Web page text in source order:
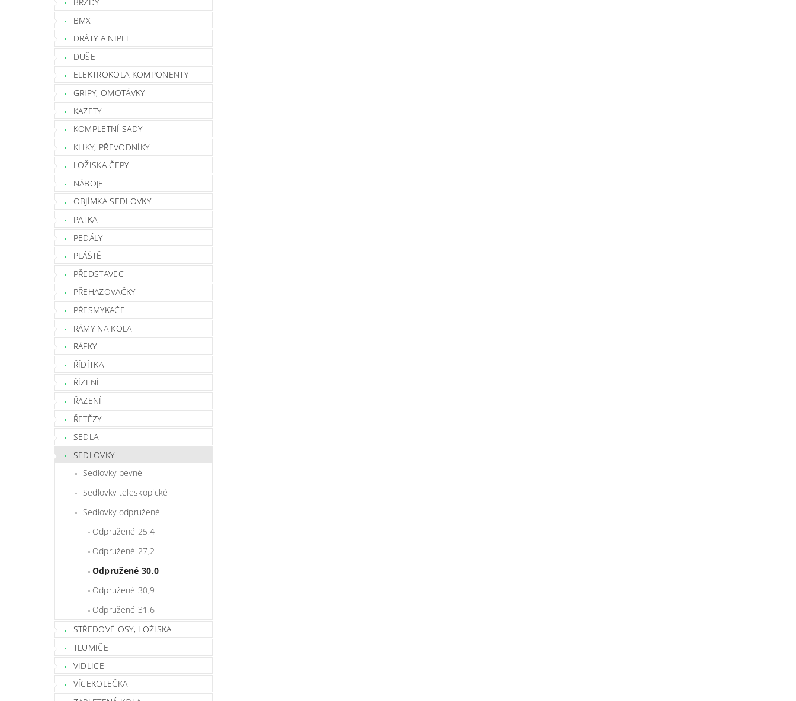
BMX
DRÁTY A NIPLE
DUŠE
ELEKTROKOLA KOMPONENTY
GRIPY, OMOTÁVKY
KAZETY
KOMPLETNÍ SADY
KLIKY, PŘEVODNÍKY
LOŽISKA ČEPY
NÁBOJE
OBJÍMKA SEDLOVKY
PATKA
PEDÁLY
PLÁŠTĚ
PŘEDSTAVEC
PŘEHAZOVAČKY
PŘESMYKAČE
RÁMY NA KOLA
RÁFKY
ŘÍDÍTKA
ŘÍZENÍ
ŘAZENÍ
ŘETĚZY
SEDLA
SEDLOVKY
Sedlovky pevné
Sedlovky teleskopické
Sedlovky odpružené
Odpružené 25,4
Odpružené 27,2
Odpružené 30,0
Odpružené 30,9
Odpružené 31,6
STŘEDOVÉ OSY, LOŽISKA
TLUMIČE
VIDLICE
VÍCEKOLEČKA